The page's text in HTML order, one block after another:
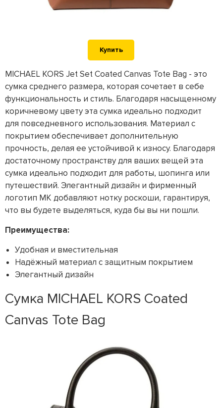
Купить
MICHAEL KORS Jet Set Coated Canvas Tote Bag - это
сумка среднего размера, которая сочетает в себе
функциональность и стиль. Благодаря насыщенному
коричневому цвету эта сумка идеально подходит
для повседневного использования. Материал с
покрытием обеспечивает дополнительную
прочность, делая ее устойчивой к износу. Благодаря
достаточному пространству для ваших вещей эта
сумка идеально подходит для работы, шопинга или
путешествий. Элегантный дизайн и фирменный
логотип MK добавляют нотку роскоши, гарантируя,
что вы будете выделяться, куда бы вы ни пошли.
Преимущества:
Удобная и вместительная
Надёжный материал с защитным покрытием
Элегантный дизайн
Сумка MICHAEL KORS Coated
Canvas Tote Bag